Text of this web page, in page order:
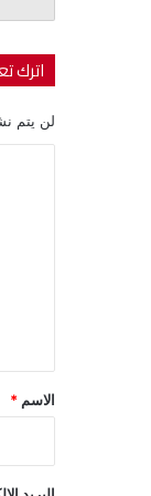
اترك
لن يتم
*
الاسم *